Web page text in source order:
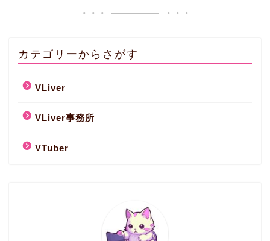
カテゴリーからさがす
VLiver
VLiver事務所
VTuber